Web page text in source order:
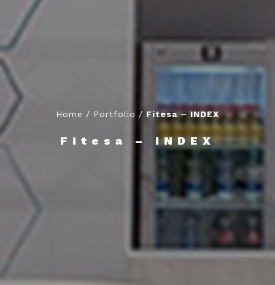
Fitesa – INDEX
Home / Portfolio / Fitesa – INDEX